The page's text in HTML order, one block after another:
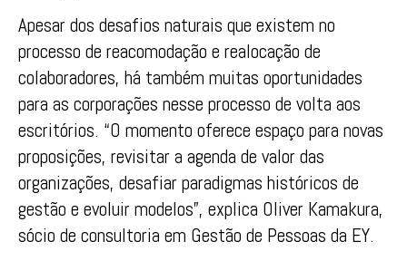
Apesar dos desafios naturais que existem no
processo de reacomodação e realocação de
colaboradores, há também muitas oportunidades
para as corporações nesse processo de volta aos
escritórios. “O momento oferece espaço para novas
proposições, revisitar a agenda de valor das
organizações, desafiar paradigmas históricos de
gestão e evoluir modelos”, explica Oliver Kamakura,
sócio de consultoria em Gestão de Pessoas da EY.